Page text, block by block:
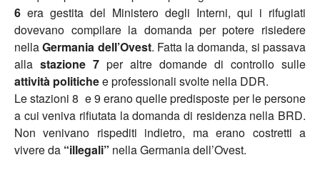
6 era gestita del Ministero degli Interni, qui i rifugiati
dovevano compilare la domanda per potere risiedere
nellaGermania dell’Ovest. Fatta la domanda, si passava
alla stazione 7 per altre domande di controllo sulle
attività politichee professionali svolte nella DDR.
Le stazioni 8 e 9 erano quelle predisposte per le persone
a cui veniva rifiutata la domanda di residenza nella BRD.
Non venivano rispediti indietro, ma erano costretti a
vivere da “illegali” nella Germania dell’Ovest.